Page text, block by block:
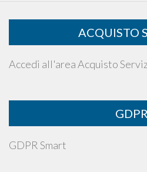
ACQUISTO
Accedi all'area Acquisto
GDPR
GDPR Smart